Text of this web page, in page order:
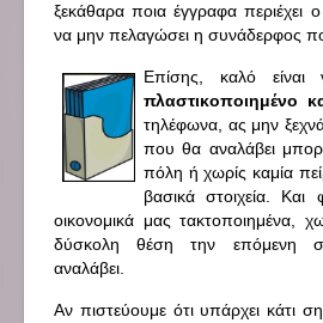
ξεκάθαρα ποια έγγραφα περιέχει
να μην πελαγώσει η συνάδερφος
Επίσης, καλό
πλαστικοποιημένο
τηλέφωνα, ας μην
που θα αναλάβει
πόλη ή χωρίς καμία
βασικά στοιχεία.
οικονομικά μας τακτοποιημένα,
δύσκολη θέση την επόμενη
αναλάβει.
Αν πιστεύουμε ότι υπάρχει κάτι